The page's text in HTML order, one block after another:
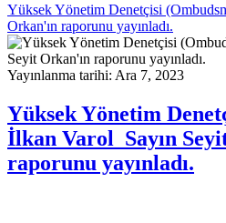
Yüksek Yönetim Denetçisi
Orkan'ın raporunu yayınladı.
Yayınlanma tarihi: Ara 7, 2023
Yüksek Yönetim
İlkan Varol Sayın
raporunu yayınladı.